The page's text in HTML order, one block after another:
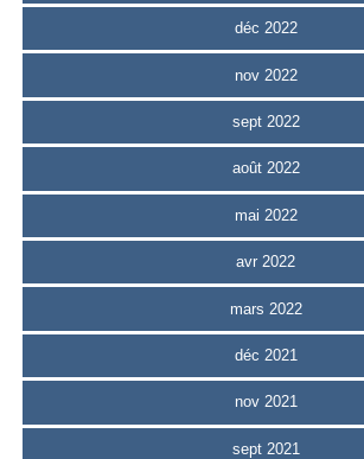
déc 2022
nov 2022
sept 2022
août 2022
mai 2022
avr 2022
mars 2022
déc 2021
nov 2021
sept 2021